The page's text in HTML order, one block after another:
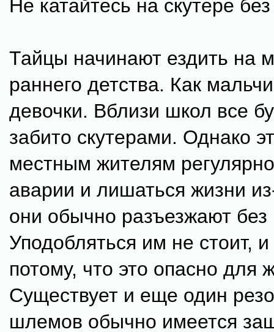
Не катайтесь на скутере
Тайцы начинают ездить на
раннего детства. Как
девочки. Вблизи школ все
забито скутерами. Однако
местным жителям
аварии и лишаться жизни
они обычно разъезжают
Уподобляться им не стоит,
потому, что это опасно для
Существует и еще один
шлемов обычно имеется